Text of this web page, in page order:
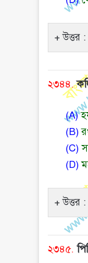
উত্তর :
২৩৪৪.
(A)
(B)
(C)
(D)
উত্তর :
২৩৪৫.